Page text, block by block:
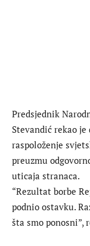
Predsjednik
Stevandić rekao
raspoloženje
preuzmu
uticaja stranaca.
“Rezultat borbe
podnio ostavku.
šta smo ponosni”,